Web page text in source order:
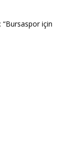
“Bursaspor için